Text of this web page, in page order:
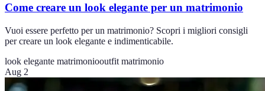
Come creare un look elegante per un matrimonio
Vuoi essere perfetto per un matrimonio? Scopri i migliori consigli
per creare un look elegante e indimenticabile.
look elegante matrimoniooutfit matrimonio
Aug 2